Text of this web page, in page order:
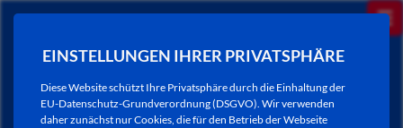
EINSTELLUNGEN IHRER PRIVATSPHÄRE
Diese Website schützt Ihre Privatsphäre durch die Einhaltung der
EU-Datenschutz-Grundverordnung (DSGVO). Wir verwenden
daher zunächst nur Cookies, die für den Betrieb der Webseite